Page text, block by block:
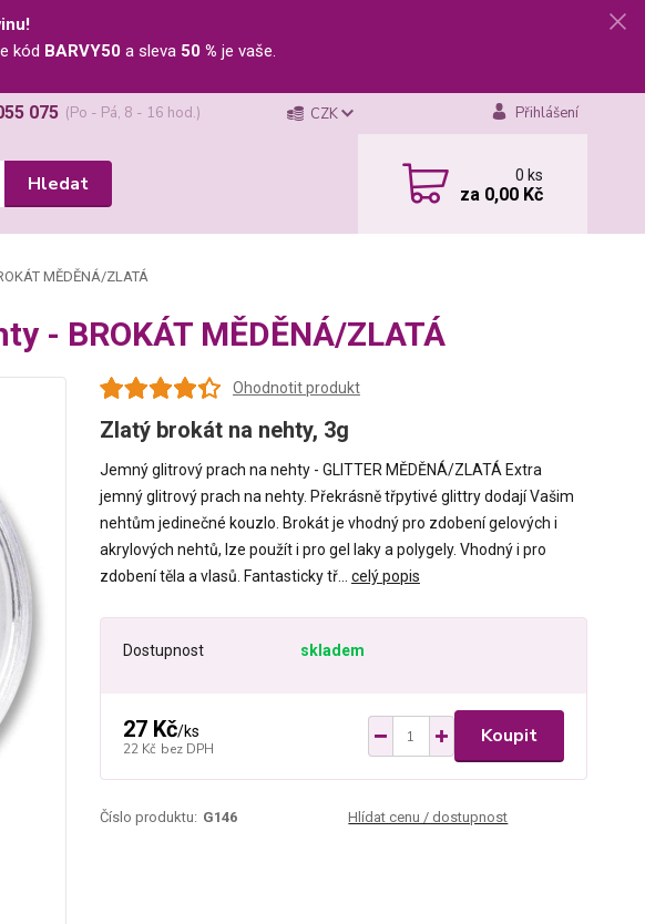
kód BARVY50 a sleva 50 % je vaše.
CZK Přihlášení
Hledat
075 (Po - Pá, 8 - 16 hod.)
0ks
za 0,00 Kč
MĚDĚNÁ/ZLATÁ
- BROKÁT MĚDĚNÁ/ZLATÁ
Ohodnotit produkt
Zlatý brokát na nehty, 3g
Jemný glitrový prach na nehty - GLITTER MĚDĚNÁ/ZLATÁ Extra
jemný glitrový prach na nehty. Překrásně třpytivé glittry dodají Vašim
nehtům jedinečné kouzlo. Brokát je vhodný pro zdobení gelových i
akrylových nehtů, lze použít i pro gel laky a polygely. Vhodný i pro
zdobení těla a vlasů. Fantasticky tř... celý popis
Dostupnost skladem
27 Kč/ks
22 Kč bez DPH
Koupit
Číslo produktu: G146 Hlídat cenu / dostupnost